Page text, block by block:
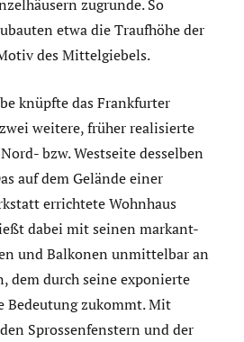
zugrunde. So
etwa die Traufhöhe der
des Mittelgiebels.
knüpfte das Frankfurter
weitere, früher realisierte
bzw. Westseite desselben
auf dem Gelände einer
errichtete Wohnhaus
dabei mit seinen markant-
und Balkonen unmittelbar an
dem durch seine exponierte
Bedeutung zukommt. Mit
Sprossenfenstern und der